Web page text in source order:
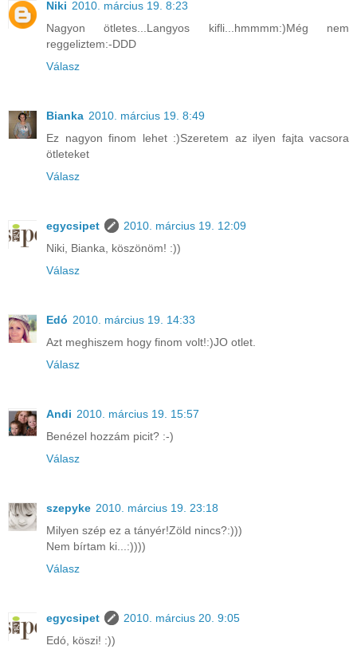
Niki 2010. március 19. 8:23
Nagyon ötletes...Langyos kifli...hmmmm:)Még nem
reggeliztem:-DDD
Válasz
Bianka 2010. március 19. 8:49
Ez nagyon finom lehet :)Szeretem az ilyen fajta vacsora
ötleteket
Válasz
egycsipet
2010. március 19. 12:09
Niki, Bianka, köszönöm! :))
Válasz
Edó 2010. március 19. 14:33
Azt meghiszem hogy finom volt!:)JO otlet.
Válasz
Andi 2010. március 19. 15:57
Benézel hozzám picit? :-)
Válasz
szepyke 2010. március 19. 23:18
Milyen szép ez a tányér!Zöld nincs?:)))
Nem bírtam ki...:))))
Válasz
egycsipet
2010. március 20. 9:05
Edó, köszi! :))